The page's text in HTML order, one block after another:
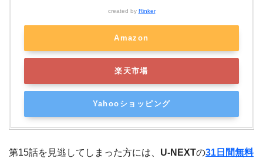
created by Rinker
Amazon
楽天市場
Yahooショッピング
第15話を見逃してしまった方には、 U-NEXTの31日間無料